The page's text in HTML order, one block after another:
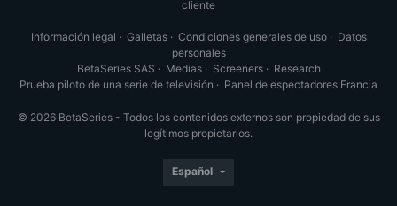
cliente
Información legal · Galletas· Condiciones generales de uso· Datos
personales
BetaSeries SAS · Medias· Screeners· Research
Prueba piloto de una serie de televisión · Panel de espectadores Francia
© 2026 BetaSeries - Todos los contenidos externos son propiedad de sus
legítimos propietarios.
Español